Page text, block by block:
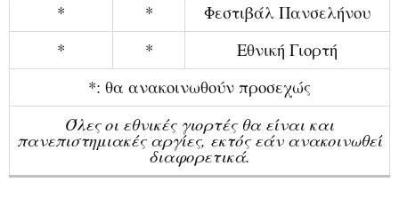
*
* Φεστιβάλ Πανσελήνου
*
* Εθνική Γιορτή
*: θα ανακοινωθούν προσεχώς
Όλεςοι εθνικέςγιορτέςθα είναι και
πανεπιστημιακέςαργίες, εκτόςεάν ανακοινωθεί
διαφορετικά.